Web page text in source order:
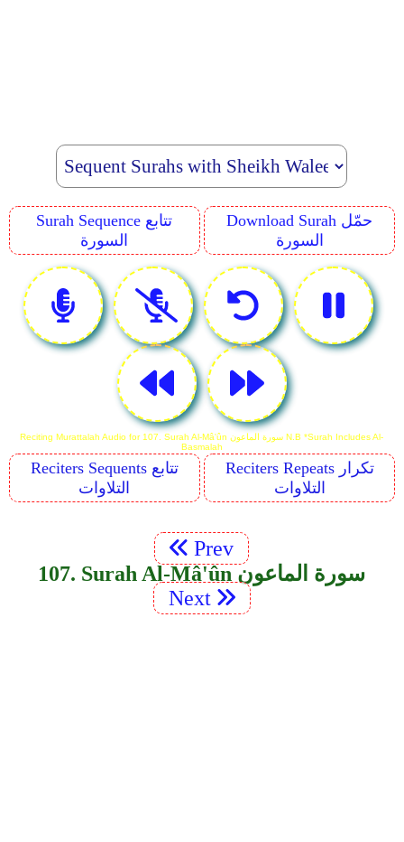
Surah Sequence تتابع
السورة
Download Surah حمّل
السورة
Reciting Murattalah Audio for 107. Surah Al-Mâ'ûn سورة الماعون N.B *Surah Includes Al-
Basmalah
Reciters Sequents تتابع
التلاوات
Reciters Repeats تكرار
التلاوات
Prev
107. Surah Al-Mâ'ûn سورة الماعون
Next